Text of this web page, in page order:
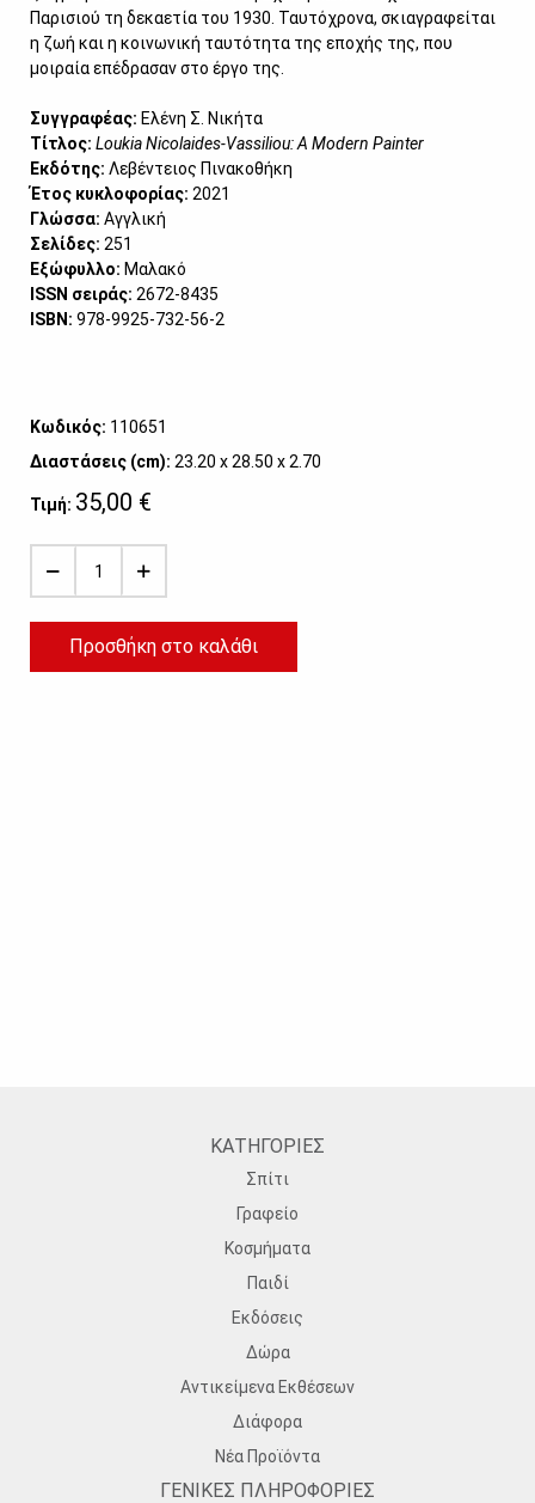
Παρισιού τη δεκαετία του 1930. Ταυτόχρονα, σκιαγραφείται
η ζωή και η κοινωνική ταυτότητα της εποχής της, που
μοιραία επέδρασαν στο έργο της.
Συγγραφέας: Ελένη Σ. Νικήτα
Τίτλος: Loukia Nicolaides-Vassiliou: A Modern Painter
Εκδότης: Λεβέντειος Πινακοθήκη
Έτος κυκλοφορίας: 2021
Γλώσσα: Αγγλική
Σελίδες: 251
Εξώφυλλο: Μαλακό
ISSN σειράς: 2672-8435
ISBN: 978-9925-732-56-2
Κωδικός: 110651
Διαστάσεις (cm): 23.20 x 28.50 x 2.70
Τιμή: 35,00 €
Προσθήκη στο καλάθι
ΚΑΤΗΓΟΡΙΕΣ
Σπίτι
Γραφείο
Κοσμήματα
Παιδί
Εκδόσεις
Δώρα
Αντικείμενα Εκθέσεων
Διάφορα
Νέα Προϊόντα
ΓΕΝΙΚΕΣ ΠΛΗΡΟΦΟΡΙΕΣ